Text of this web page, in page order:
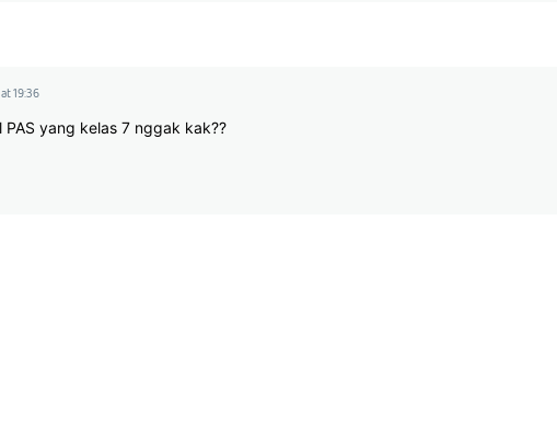
19:36
PAS yang kelas 7 nggak kak??